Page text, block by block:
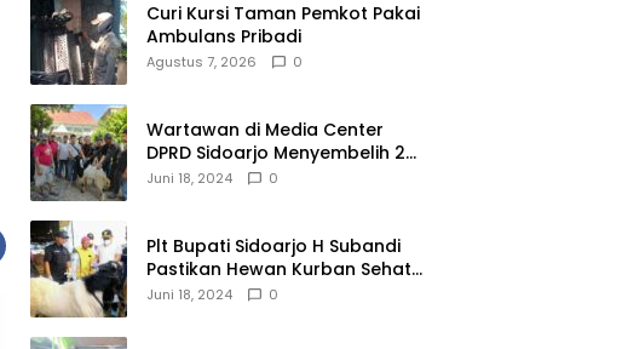
Curi Kursi Taman Pemkot Pakai
Ambulans Pribadi
Agustus 7, 2026 0
Wartawan di Media Center
DPRD Sidoarjo Menyembelih 2
Ekor Kambing
Juni 18, 2024 0
Plt Bupati Sidoarjo H Subandi
Pastikan Hewan Kurban Sehat
dan Aman
Juni 18, 2024 0